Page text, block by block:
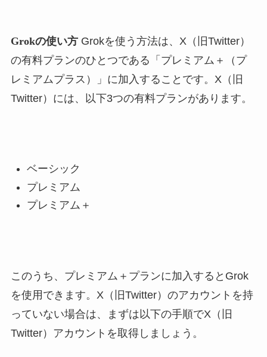
Grokの使い方Grokを使う方法は、X（旧Twitter）
の有料プランのひとつである「プレミアム＋（プ
レミアムプラス）」に加入することです。X（旧
Twitter）には、以下3つの有料プランがあります。
ベーシック
プレミアム
プレミアム＋
このうち、プレミアム＋プランに加入するとGrok
を使用できます。X（旧Twitter）のアカウントを持
っていない場合は、まずは以下の手順でX（旧
Twitter）アカウントを取得しましょう。